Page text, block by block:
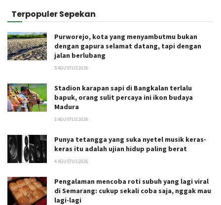
Terpopuler Sepekan
Purworejo, kota yang menyambutmu bukan
dengan gapura selamat datang, tapi dengan
jalan berlubang
5 AGUSTUS 2026
Stadion karapan sapi di Bangkalan terlalu
bapuk, orang sulit percaya ini ikon budaya
Madura
3 AGUSTUS 2026
Punya tetangga yang suka nyetel musik keras-
keras itu adalah ujian hidup paling berat
4 AGUSTUS 2026
Pengalaman mencoba roti subuh yang lagi viral
di Semarang: cukup sekali coba saja, nggak mau
lagi-lagi